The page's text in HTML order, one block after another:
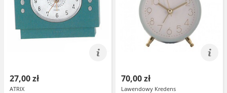
27,00 zł
ATRIX
70,00 zł
Lawendowy Kredens